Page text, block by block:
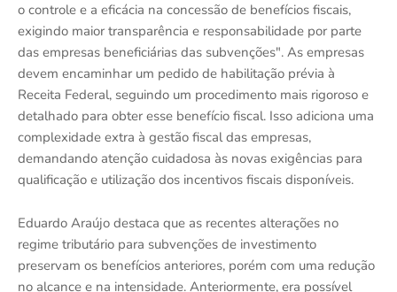
o controle e a eficácia na concessão de benefícios fiscais,
exigindo maior transparência e responsabilidade por parte
das empresas beneficiárias das subvenções". As empresas
devem encaminhar um pedido de habilitação prévia à
Receita Federal, seguindo um procedimento mais rigoroso e
detalhado para obter esse benefício fiscal. Isso adiciona uma
complexidade extra à gestão fiscal das empresas,
demandando atenção cuidadosa às novas exigências para
qualificação e utilização dos incentivos fiscais disponíveis.
Eduardo Araújo destaca que as recentes alterações no
regime tributário para subvenções de investimento
preservam os benefícios anteriores, porém com uma redução
no alcance e na intensidade. Anteriormente, era possível